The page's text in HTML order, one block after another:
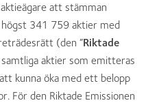
att stämman
341 759 aktier med
(den ”Riktade
samtliga aktier som emitteras
kunna öka med ett belopp
För den Riktade Emissionen